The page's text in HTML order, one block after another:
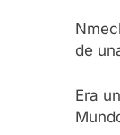
de
Era